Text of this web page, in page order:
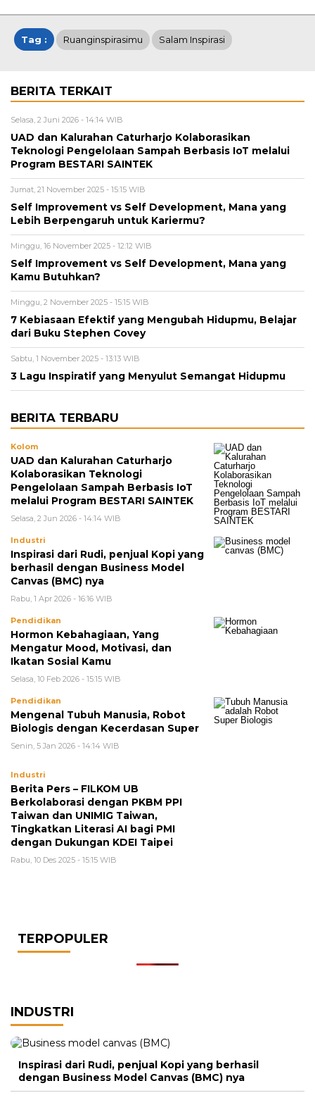
Tag : Ruanginspirasimu Salam Inspirasi
BERITA TERKAIT
Selasa, 2 Juni 2026 - 14:14 WIB
UAD dan Kalurahan Caturharjo Kolaborasikan
Teknologi Pengelolaan Sampah Berbasis IoT melalui
Program BESTARI SAINTEK
Jumat, 21 November 2025 - 15:15 WIB
Self Improvement vs Self Development, Mana yang
Lebih Berpengaruh untuk Kariermu?
Minggu, 16 November 2025 - 12:12 WIB
Self Improvement vs Self Development, Mana yang
Kamu Butuhkan?
Minggu, 2 November 2025 - 15:15 WIB
7 Kebiasaan Efektif yang Mengubah Hidupmu, Belajar
dari Buku Stephen Covey
Sabtu, 1 November 2025 - 13:13 WIB
3 Lagu Inspiratif yang Menyulut Semangat Hidupmu
BERITA TERBARU
Kolom
UAD dan Kalurahan Caturharjo
Kolaborasikan Teknologi
Pengelolaan Sampah Berbasis IoT
melalui Program BESTARI SAINTEK
Selasa, 2 Jun 2026 - 14:14 WIB
Industri
Inspirasi dari Rudi, penjual Kopi yang
berhasil dengan Business Model
Canvas (BMC) nya
Rabu, 1 Apr 2026 - 16:16 WIB
Pendidikan
Hormon Kebahagiaan, Yang
Mengatur Mood, Motivasi, dan
Ikatan Sosial Kamu
Selasa, 10 Feb 2026 - 15:15 WIB
Pendidikan
Mengenal Tubuh Manusia, Robot
Biologis dengan Kecerdasan Super
Senin, 5 Jan 2026 - 14:14 WIB
Industri
Berita Pers – FILKOM UB
Berkolaborasi dengan PKBM PPI
Taiwan dan UNIMIG Taiwan,
Tingkatkan Literasi AI bagi PMI
dengan Dukungan KDEI Taipei
Rabu, 10 Des 2025 - 15:15 WIB
TERPOPULER
INDUSTRI
Inspirasi dari Rudi, penjual Kopi yang berhasil
dengan Business Model Canvas (BMC) nya